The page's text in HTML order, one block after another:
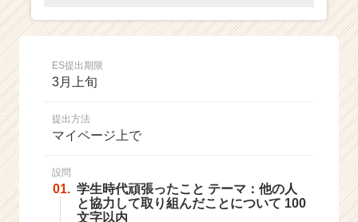
ー・
成
ス
ト
が
ES提出期限
3月上旬
提出方法
マイページ上で
設問
01. 学生時代頑張ったこと テーマ：他の人
と協力して取り組んだことについて 100
文字以内